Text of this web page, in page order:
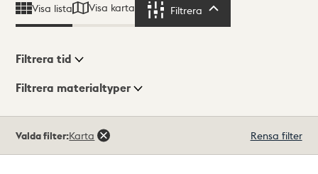
Visa lista Visa karta Filtrera
Visningsläge
Filtrera tid
Filtrera materialtyper
träffar
Valda filter:Karta Rensa filter